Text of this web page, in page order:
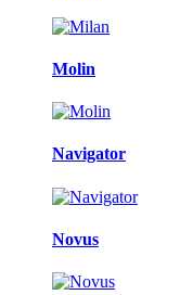
Molin
Navigator
Novus